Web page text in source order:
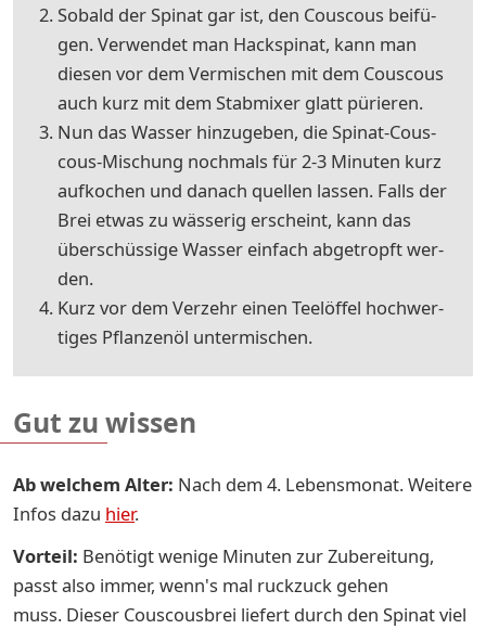
So­bald der Spi­nat gar ist, den Cous­cous bei­fü­
gen. Ver­wen­det man Hackspi­nat, kann man
die­sen vor dem Ver­mi­schen mit dem Cous­cous
auch kurz mit dem Stab­mi­xer glatt pü­rie­ren.
Nun das Was­ser hin­zu­ge­ben, die Spi­nat-Cous­
cous-Mi­schung noch­mals für 2-3 Mi­nu­ten kurz
auf­ko­chen und da­nach quel­len las­sen. Falls der
Brei et­was zu wäs­se­rig er­scheint, kann das
über­schüs­si­ge Was­ser ein­fach ab­ge­tropft wer­
den.
Kurz vor dem Ver­zehr ei­nen Tee­löf­fel hoch­wer­
ti­ges Pflan­zen­öl un­ter­mi­schen.
Gut zu wissen
Ab welchem Alter: Nach dem 4. Le­bens­mo­nat. Weitere
In­fos dazu hier.
Vorteil: Benötigt wenige Minuten zur Zubereitung,
passt also immer, wenn's mal ruckzuck gehen
muss. Dieser Couscousbrei liefert durch den Spinat viel